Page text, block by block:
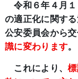
令和６年４月１
の適正化に関す
公安委員会から
識に変わります。
これにより、